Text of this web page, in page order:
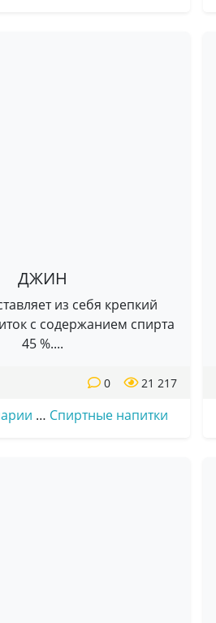
ДЖИН
из себя крепкий
с содержанием спирта
45 %....
21 217
0
… Спиртные напитки